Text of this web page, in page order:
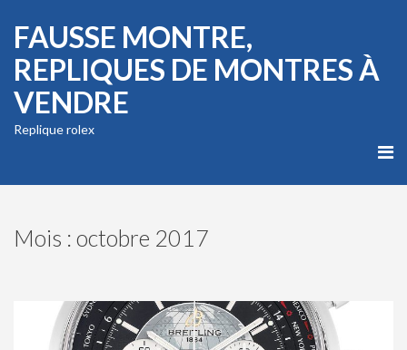
FAUSSE MONTRE,
REPLIQUES DE MONTRES À
VENDRE
Replique rolex
Mois : octobre 2017